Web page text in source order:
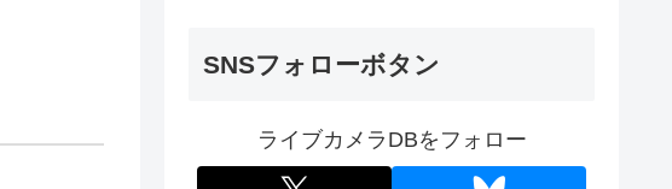
SNSフォローボタン
ライブカメラDBをフォロー